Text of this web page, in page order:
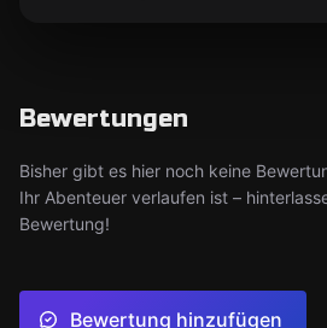
Bewertungen
Bisher gibt es hier noch keine
Ihr Abenteuer verlaufen ist –
Bewertung!
Bewertung hinzufügen